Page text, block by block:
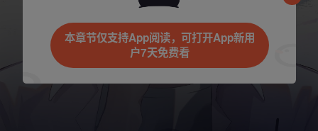
本章节仅支持App阅读，可打开App新用
户7天免费看
是否前往腾漫App继续阅读
立即前往